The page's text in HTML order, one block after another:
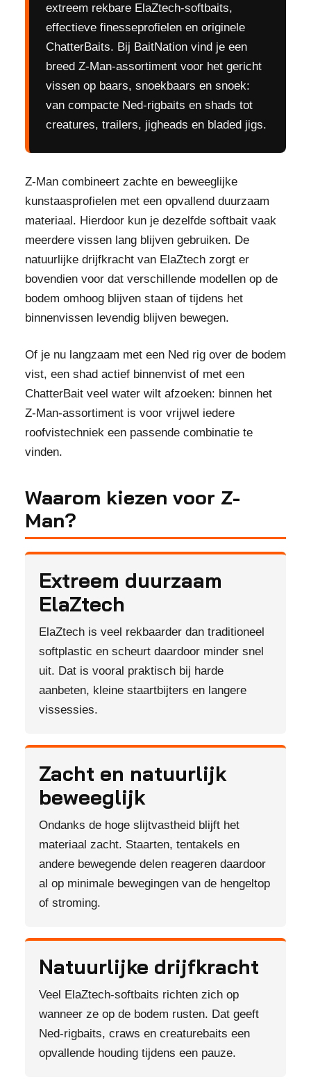
extreem rekbare ElaZtech-softbaits,
effectieve finesseprofielen en originele
ChatterBaits. Bij BaitNation vind je een
breed Z-Man-assortiment voor het gericht
vissen op baars, snoekbaars en snoek:
van compacte Ned-rigbaits en shads tot
creatures, trailers, jigheads en bladed jigs.
Z-Man combineert zachte en beweeglijke
kunstaasprofielen met een opvallend duurzaam
materiaal. Hierdoor kun je dezelfde softbait vaak
meerdere vissen lang blijven gebruiken. De
natuurlijke drijfkracht van ElaZtech zorgt er
bovendien voor dat verschillende modellen op de
bodem omhoog blijven staan of tijdens het
binnenvissen levendig blijven bewegen.
Of je nu langzaam met een Ned rig over de bodem
vist, een shad actief binnenvist of met een
ChatterBait veel water wilt afzoeken: binnen het
Z-Man-assortiment is voor vrijwel iedere
roofvistechniek een passende combinatie te
vinden.
Waarom kiezen voor Z-
Man?
Extreem duurzaam
ElaZtech
ElaZtech is veel rekbaarder dan traditioneel
softplastic en scheurt daardoor minder snel
uit. Dat is vooral praktisch bij harde
aanbeten, kleine staartbijters en langere
vissessies.
Zacht en natuurlijk
beweeglijk
Ondanks de hoge slijtvastheid blijft het
materiaal zacht. Staarten, tentakels en
andere bewegende delen reageren daardoor
al op minimale bewegingen van de hengeltop
of stroming.
Natuurlijke drijfkracht
Veel ElaZtech-softbaits richten zich op
wanneer ze op de bodem rusten. Dat geeft
Ned-rigbaits, craws en creaturebaits een
opvallende houding tijdens een pauze.